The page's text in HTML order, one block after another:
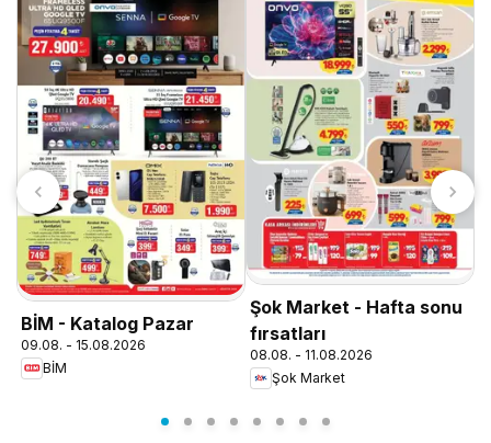
BİM - Katalog Pazar
09.08. - 15.08.2026
BİM
Şok Market - Hafta sonu
fırsatları
08.08. - 11.08.2026
Şok Market